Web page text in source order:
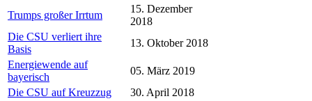
Trumps großer Irrtum
15. Dezember
2018
Die CSU verliert ihre
Basis
13. Oktober 2018
Energiewende auf
bayerisch
05. März 2019
Die CSU auf Kreuzzug
30. April 2018